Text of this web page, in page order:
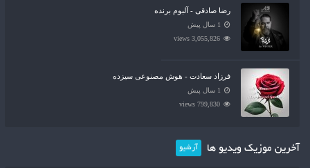
رضا صادقی - آلبوم برنده
1 سال پیش
3,055,826 views
فرزاد سعادت - هوش مصنوعی سیزده
1 سال پیش
799,830 views
آخرین موزیک ویدیو ها آرشیو